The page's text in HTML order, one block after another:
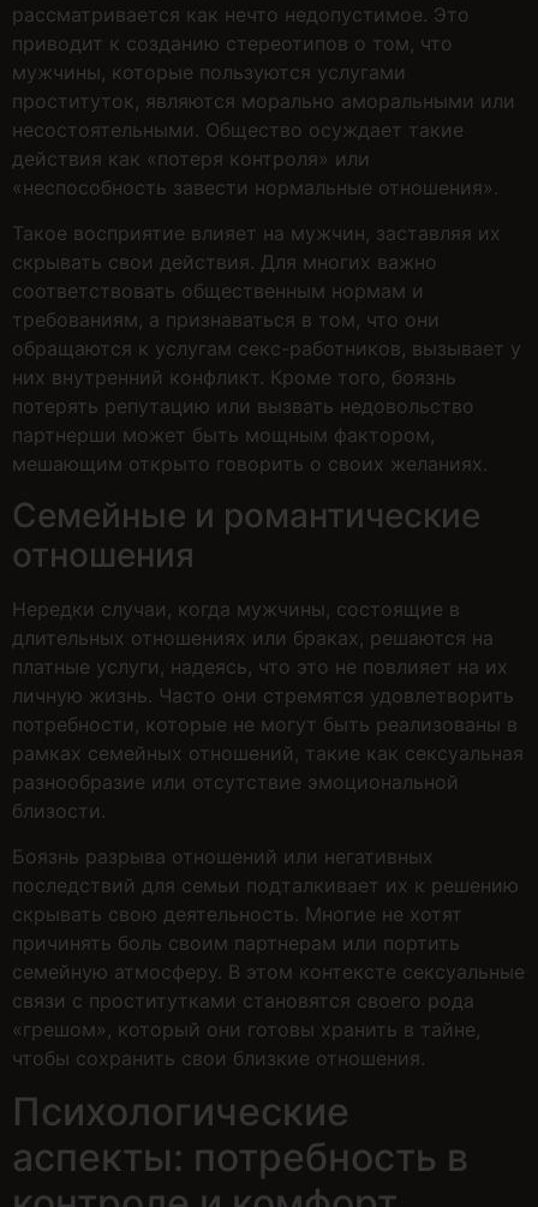
рассматривается как нечто недопустимое. Это
приводит к созданию стереотипов о том, что
мужчины, которые пользуются услугами
проституток, являются морально аморальными или
несостоятельными. Общество осуждает такие
действия как «потеря контроля» или
«неспособность завести нормальные отношения».
Такое восприятие влияет на мужчин, заставляя их
скрывать свои действия. Для многих важно
соответствовать общественным нормам и
требованиям, а признаваться в том, что они
обращаются к услугам секс-работников, вызывает у
них внутренний конфликт. Кроме того, боязнь
потерять репутацию или вызвать недовольство
партнерши может быть мощным фактором,
мешающим открыто говорить о своих желаниях.
Семейные и романтические
отношения
Нередки случаи, когда мужчины, состоящие в
длительных отношениях или браках, решаются на
платные услуги, надеясь, что это не повлияет на их
личную жизнь. Часто они стремятся удовлетворить
потребности, которые не могут быть реализованы в
рамках семейных отношений, такие как сексуальная
разнообразие или отсутствие эмоциональной
близости.
Боязнь разрыва отношений или негативных
последствий для семьи подталкивает их к решению
скрывать свою деятельность. Многие не хотят
причинять боль своим партнерам или портить
семейную атмосферу. В этом контексте сексуальные
связи с проститутками становятся своего рода
«грешом», который они готовы хранить в тайне,
чтобы сохранить свои близкие отношения.
Психологические
аспекты: потребность в